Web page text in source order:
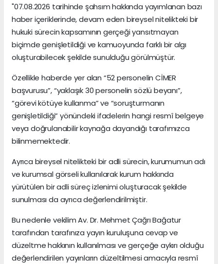
"07.08.2026 tarihinde şahsım hakkında yayımlanan bazı
haber içeriklerinde, devam eden bireysel nitelikteki bir
hukuki sürecin kapsamının gerçeği yansıtmayan
biçimde genişletildiği ve kamuoyunda farklı bir algı
oluşturabilecek şekilde sunulduğu görülmüştür.
Özellikle haberde yer alan “52 personelin CİMER
başvurusu”, “yaklaşık 30 personelin sözlü beyanı”,
“görevi kötüye kullanma” ve “soruşturmanın
genişletildiği” yönündeki ifadelerin hangi resmî belgeye
veya doğrulanabilir kaynağa dayandığı tarafımızca
bilinmemektedir.
Ayrıca bireysel nitelikteki bir adli sürecin, kurumumun adı
ve kurumsal görseli kullanılarak kurum hakkında
yürütülen bir adli süreç izlenimi oluşturacak şekilde
sunulması da ayrıca değerlendirilmiştir.
Bu nedenle vekilim Av. Dr. Mehmet Çağrı Bağatur
tarafından tarafınıza yayın kuruluşuna cevap ve
düzeltme hakkının kullanılması ve gerçeğe aykırı olduğu
değerlendirilen yayınların düzeltilmesi amacıyla resmî